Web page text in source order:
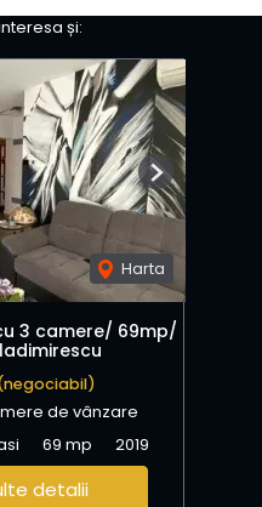
și:
Harta
Next
3 camere/ 69mp/
de vânzare
69 mp 2019
detalii